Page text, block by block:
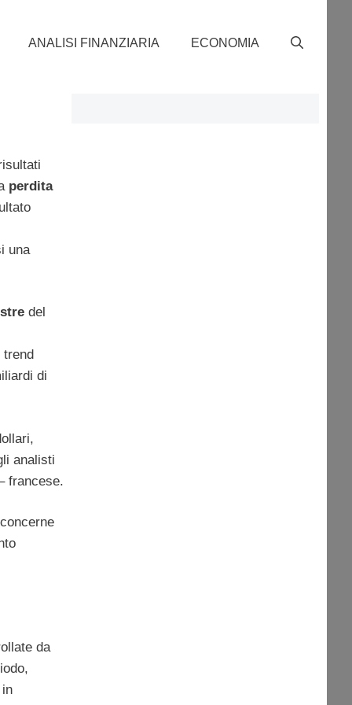
ANALISI FINANZIARIA ECONOMIA
perdita
una
del
di
analisti
francese.
da